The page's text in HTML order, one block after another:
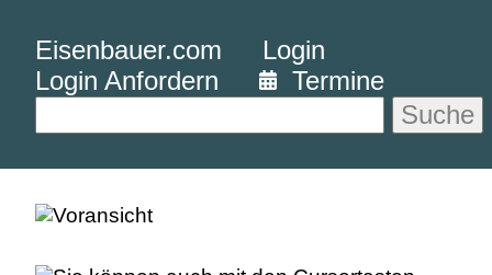
Eisenbauer.com
Login
Login Anfordern
Termine
Suche